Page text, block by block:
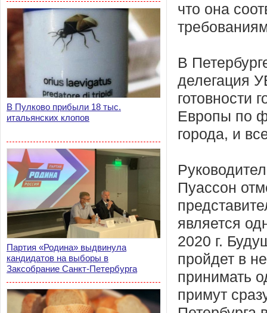
В Пулково прибыли 18 тыс.
итальянских клопов
Партия «Родина» выдвинула
кандидатов на выборы в
Заксобрание Санкт-Петербурга
что она
В
делегация
готовности
Европы по
города, и
Пуассон
является
2020 г.
пройдет в
принимать
примут